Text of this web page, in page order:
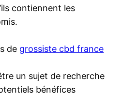
contiennent les
de grossiste cbd france
un sujet de recherche
bénéfices